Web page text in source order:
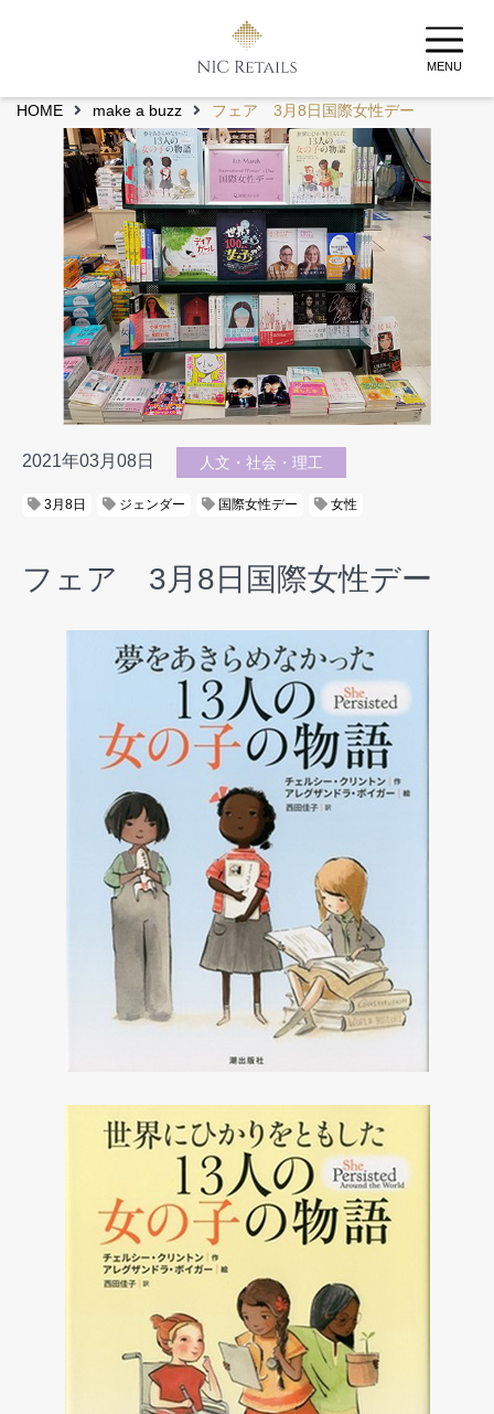
MENU
HOME make a buzz フェア 3月8日国際女性デー
2021年03月08日 人文・社会・理工
3月8日 ジェンダー 国際女性デー 女性
フェア 3月8日国際女性デー